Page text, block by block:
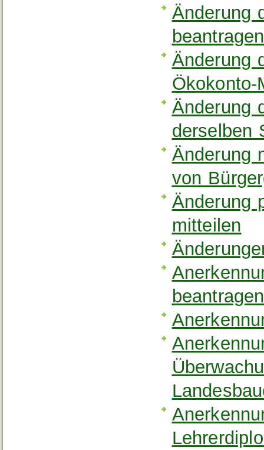
Änderung
beantragen
Änderung
Ökokonto-
Änderung
derselben
Änderung
von
Änderung
mitteilen
beantragen